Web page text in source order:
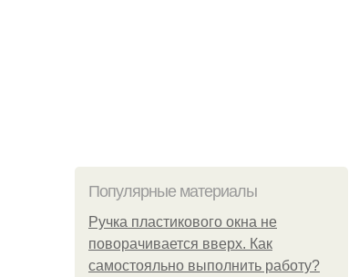
Популярные материалы
Ручка пластикового окна не
поворачивается вверх. Как
самостояльно выполнить работу?